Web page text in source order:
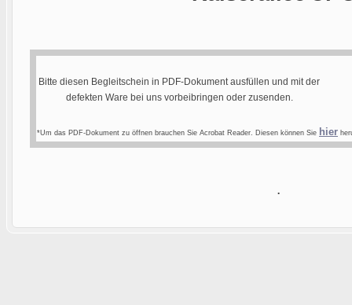
Bitte diesen Begleitschein in PDF-Dokument ausfüllen und mit der
defekten Ware bei uns vorbeibringen oder zusenden.
*Um das PDF-Dokument zu öffnen brauchen Sie Acrobat Reader. Diesen können Sie hier
.